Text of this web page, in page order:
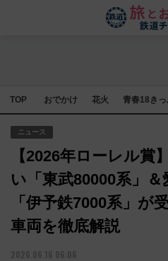
TOP おでかけ 花火 青春18きっ
ニュース
【2026年ローレル賞
い「東武80000系」
「伊予鉄7000系」が
車両を徹底解説
2026.06.16 06:06